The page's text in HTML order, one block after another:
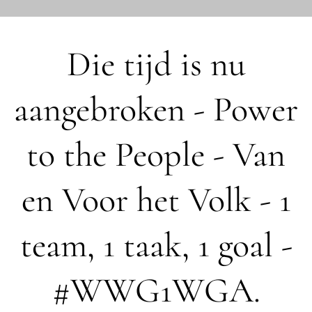
Die tijd is nu
aangebroken - Power
to the People - Van
en Voor het Volk - 1
team, 1 taak, 1 goal -
#WWG1WGA.